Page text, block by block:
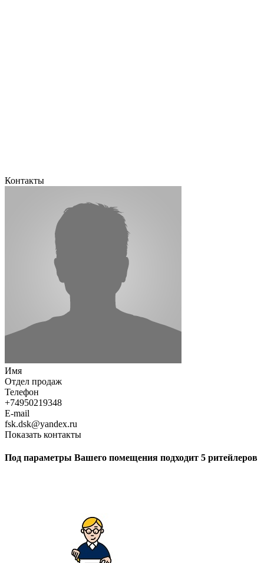
Контакты
Имя
Отдел продаж
Телефон
+74950219348
E-mail
fsk.dsk@yandex.ru
Показать контакты
Под параметры Вашего помещения подходит 5 ритейлеров